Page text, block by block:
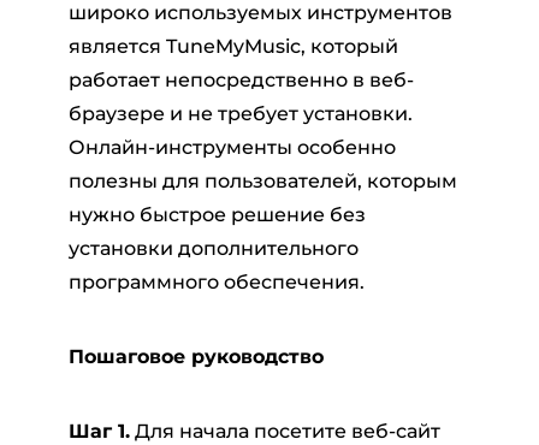
широко используемых инструментов
является TuneMyMusic, который
работает непосредственно в веб-
браузере и не требует установки.
Онлайн-инструменты особенно
полезны для пользователей, которым
нужно быстрое решение без
установки дополнительного
программного обеспечения.
Пошаговое руководство
Шаг 1.Для начала посетите веб-сайт